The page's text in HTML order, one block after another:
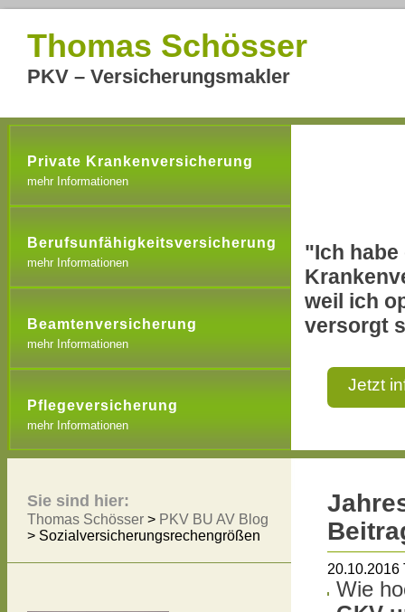
Thomas Schösser
PKV – Versicherungsmakler
Private Krankenversicherung
mehr Informationen
Berufsunfähigkeitsversicherung
mehr Informationen
Beamtenversicherung
mehr Informationen
Pflegeversicherung
mehr Informationen
"Ich habe
weil ich
versorgt
Jetzt
20.10.2016
Wie
Sie sind hier:
Thomas Schösser > PKV BU AV Blog
> Sozialversicherungsrechengrößen